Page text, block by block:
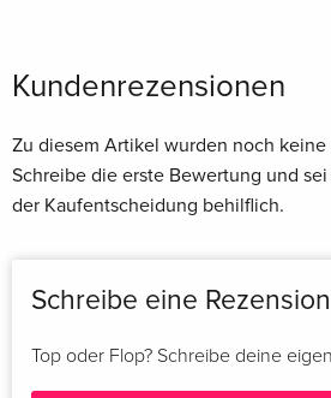
Kundenrezensionen
Zu diesem Artikel wurden noch keine
Schreibe die erste Bewertung und
der Kaufentscheidung behilflich.
Schreibe eine Rezension
Top oder Flop? Schreibe deine